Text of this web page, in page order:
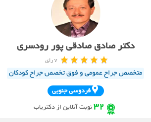
دکتر صادق صادقی پور رودسری
7 رای
متخصص جراح عمومی و فوق تخصص جراح کودکان
فردوسي جنوبي
32 نوبت آنلاین از دکتریاب